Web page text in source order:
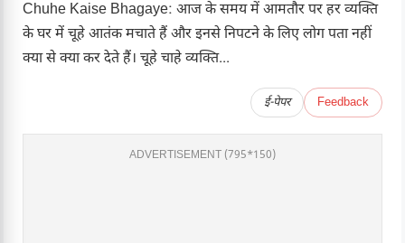
Chuhe Kaise Bhagaye: आज के समय में आमतौर पर हर व्यक्ति
के घर में चूहे आतंक मचाते हैं और इनसे निपटने के लिए लोग पता नहीं
क्या से क्या कर देते हैं। चूहे चाहे व्यक्ति...
ई-पेपर Feedback
ADVERTISEMENT (795*150)